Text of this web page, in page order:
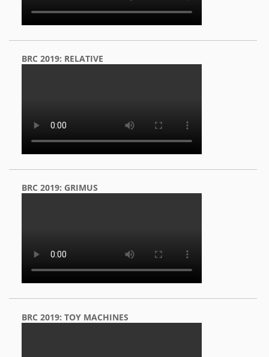
BRC 2019: RELATIVE
BRC 2019: GRIMUS
BRC 2019: TOY MACHINES